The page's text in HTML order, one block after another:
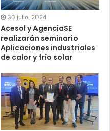
30 julio, 2024
Acesol y AgenciaSE
realizarán seminario
Aplicaciones industriales
de calor y frío solar